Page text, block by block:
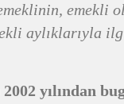
emekli
aylıklarıyla
yılından